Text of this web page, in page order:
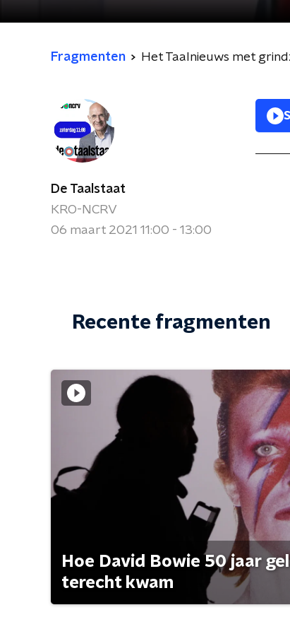
Fragmenten Het Taalnieuws met
De Taalstaat
KRO-NCRV
06 maart 2021 11:00 - 13:00
Recente fragmenten
Hoe David Bowie 50 jaar
terecht kwam